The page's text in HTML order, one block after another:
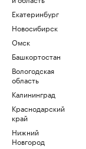
Екатеринбург
Новосибирск
Омск
Башкортостан
Вологодская
область
Калининград
Краснодарский
край
Нижний
Новгород